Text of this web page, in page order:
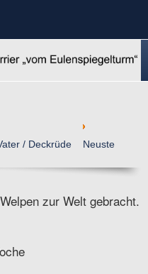
/ Deckrüde Neuste
zur Welt gebracht.